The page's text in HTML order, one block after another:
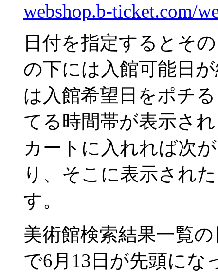
webshop.b-ticket.com/
日付を指定するとそ
の下には入館可能日
は入館希望日をポチ
てる時間帯が表示さ
カートに入れれば次
り、そこに表示され
す。
美術館検索結果一覧
で6月13日が先頭に